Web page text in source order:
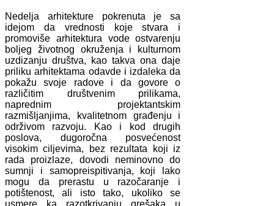
Nedelja arhitekture pokrenuta je sa
idejom da vrednosti koje stvara i
promoviše arhitektura vode ostvarenju
boljeg životnog okruženja i kulturnom
uzdizanju društva, kao takva ona daje
priliku arhitektama odavde i izdaleka da
pokažu svoje radove i da govore o
različitim društvenim prilikama,
naprednim projektantskim
razmišljanjima, kvalitetnom građenju i
održivom razvoju. Kao i kod drugih
poslova, dugoročna posvećenost
visokim ciljevima, bez rezultata koji iz
rada proizlaze, dovodi neminovno do
sumnji i samopreispitivanja, koji lako
mogu da prerastu u razočaranje i
potištenost, ali isto tako, ukoliko se
usmere ka razotkrivanju grešaka u